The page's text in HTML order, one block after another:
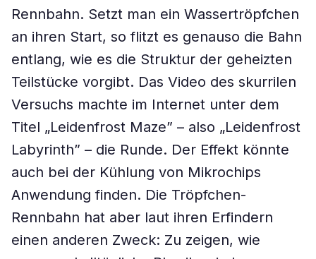
Rennbahn. Setzt man ein Wassertröpfchen
an ihren Start, so flitzt es genauso die Bahn
entlang, wie es die Struktur der geheizten
Teilstücke vorgibt. Das Video des skurrilen
Versuchs machte im Internet unter dem
Titel „Leidenfrost Maze” – also „Leidenfrost
Labyrinth” – die Runde. Der Effekt könnte
auch bei der Kühlung von Mikrochips
Anwendung finden. Die Tröpfchen-
Rennbahn hat aber laut ihren Erfindern
einen anderen Zweck: Zu zeigen, wie